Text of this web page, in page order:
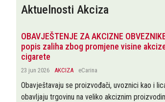
Aktuelnosti Akciza
OBAVJEŠTENJE ZA AKCIZNE
popis zaliha zbog promjene visine
cigarete
23 jun 2026 AKCIZA eCarina
Obavještavaju se proizvođači, uvoznici kao i
obavljaju trgovinu na veliko akciznim